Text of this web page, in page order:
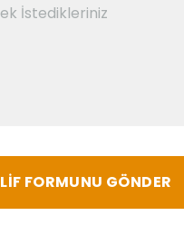
FORMUNU GÖNDER